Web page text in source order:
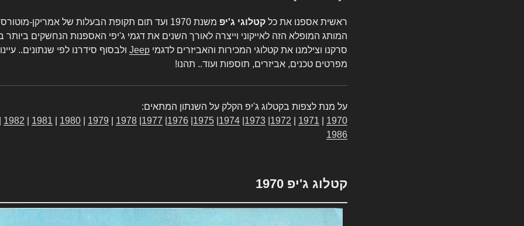
ראשית אספנו את כל קטלוגי ג'יפ
משנת 1970 ועד תום תקופת הבעלות של אמריקן-
המותג המופלא הזה לאייקוני וייצרה לאורך השנים את דגמי ג'יפי האספנות הנחשקים
סרקנו וצילמנו את קטלוגי המכירות והאביזרים לדגמי Jeep ולבסוף סידרנו לפי שנתונים..
מפרטים טכנים, אביזרים, תוספות ועוד.. תהנו!
על מנת לצפות בקטלוג ג'יפ הקלק על השנתון המתאים:
1970
1971
1972
1973
1974
1975
1976
1977
1978
1979
1980
1981
1982
1986
קטלוג ג'יפ 1970